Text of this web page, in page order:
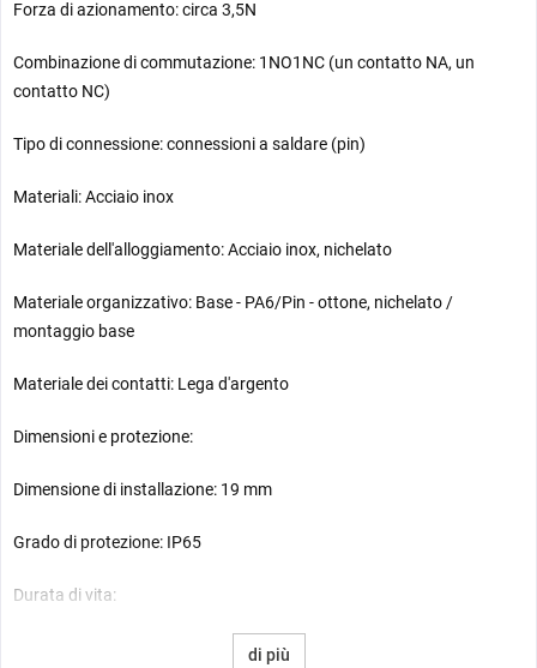
Forza di azionamento: circa 3,5N
Combinazione di commutazione: 1NO1NC (un contatto NA, un
contatto NC)
Tipo di connessione: connessioni a saldare (pin)
Materiali: Acciaio inox
Materiale dell'alloggiamento: Acciaio inox, nichelato
Materiale organizzativo: Base - PA6/Pin - ottone, nichelato /
montaggio base
Materiale dei contatti: Lega d'argento
Dimensioni e protezione:
Dimensione di installazione: 19 mm
Grado di protezione: IP65
Durata di vita:
Vita utile dei LED: circa 35.000 oredi più